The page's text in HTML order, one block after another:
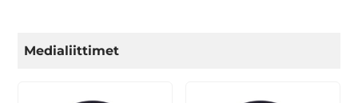
Medialiittimet